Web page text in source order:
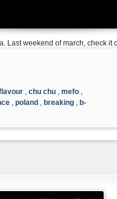
Last weekend of march, check it
, chu chu , mefo ,
, poland , breaking , b-